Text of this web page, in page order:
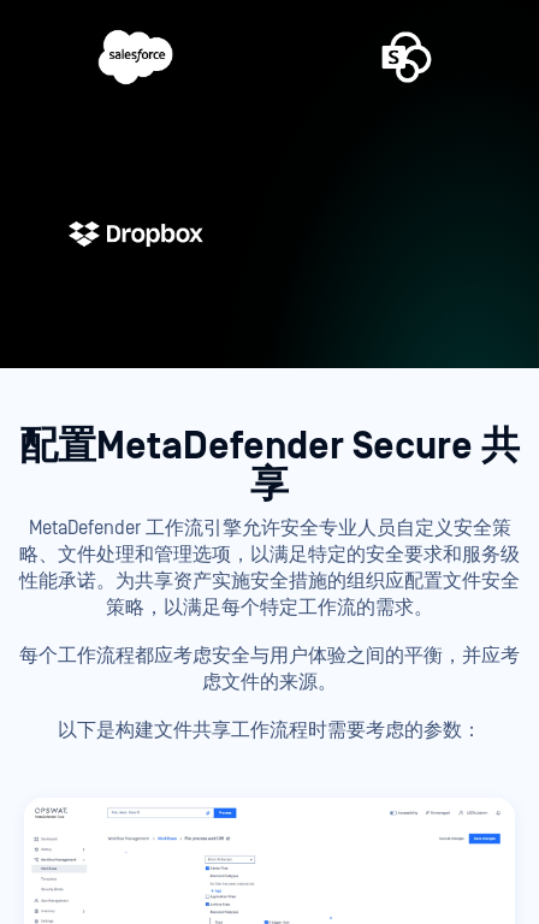
配置MetaDefender Secure 共
享
MetaDefender 工作流引擎允许安全专业人员自定义安全策
略、文件处理和管理选项，以满足特定的安全要求和服务级
性能承诺。为共享资产实施安全措施的组织应配置文件安全
策略，以满足每个特定工作流的需求。
每个工作流程都应考虑安全与用户体验之间的平衡，并应考
虑文件的来源。
以下是构建文件共享工作流程时需要考虑的参数：